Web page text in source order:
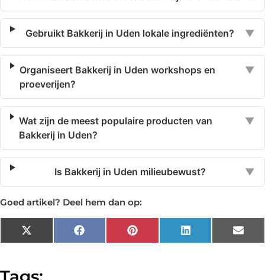
Gebruikt Bakkerij in Uden lokale ingrediënten? ▼
Organiseert Bakkerij in Uden workshops en
proeverijen?
▼
Wat zijn de meest populaire producten van
Bakkerij in Uden?
▼
Is Bakkerij in Uden milieubewust? ▼
Goed artikel? Deel hem dan op:
X
(Twitter)
Facebook Pinterest LinkedIn